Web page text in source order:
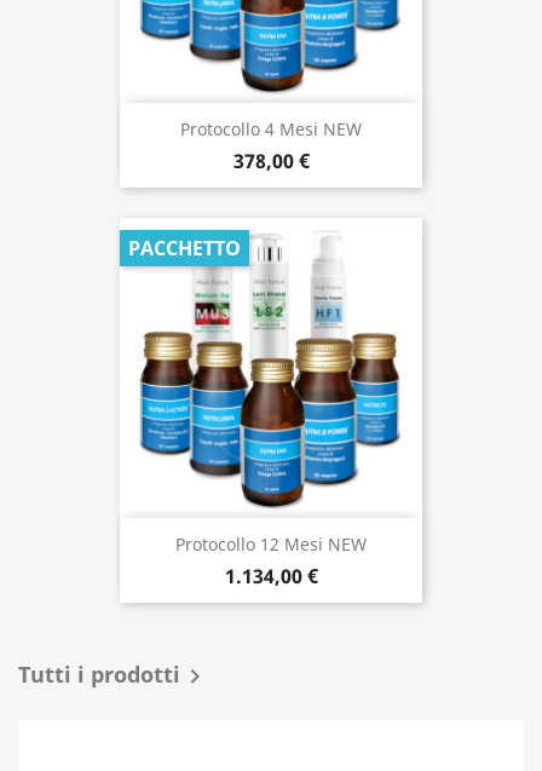
Protocollo 4 Mesi NEW
378,00 €
Protocollo 12 Mesi NEW
1.134,00 €
PACCHETTO
Tutti i prodotti 